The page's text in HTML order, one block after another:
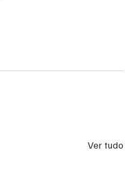
Ver tudo